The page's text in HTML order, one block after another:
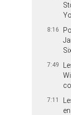
8:16
7:49
7:11